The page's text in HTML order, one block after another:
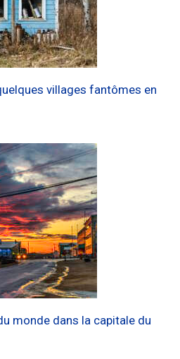
villages fantômes en
monde dans la capitale du